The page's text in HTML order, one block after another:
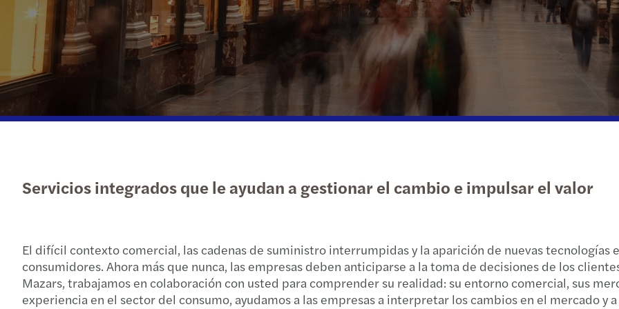
Sector público y social
Bienes raíces
Tecnología, medios y
telecomunicaciones
Sostenibilidad
Impuestos
Insights más recientes
Más
Una
The
La
San
Toluca
Servicios integrados que le ayudan a gestionar el cambio e impulsar el valor
El difícil contexto comercial, las cadenas de suministro interrumpidas y la aparición de nuevas
consumidores. Ahora más que nunca, las empresas deben anticiparse a la toma de decisiones de los
Mazars, trabajamos en colaboración con usted para comprender su realidad: su entorno comercial, sus
experiencia en el sector del consumo, ayudamos a las empresas a interpretar los cambios en el mercado